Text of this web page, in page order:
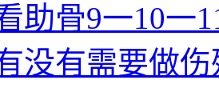
助骨9一10一
没有需要做